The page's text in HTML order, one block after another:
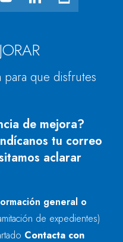
para que disfrutes
de mejora?
tu correo
aclarar
general o
de expedientes)
Contacta con